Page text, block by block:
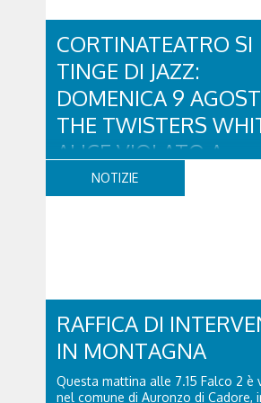
CORTINATEATRO SI
TINGE DI JAZZ:
DOMENICA 9
THE TWISTERS
ALICE VIOLATO A
CORTINA D’AMPEZZO
NOTIZIE
RAFFICA DI
IN MONTAGNA
Questa mattina alle 7.15 Falco 2 è
nel comune di Auronzo di Cadore,